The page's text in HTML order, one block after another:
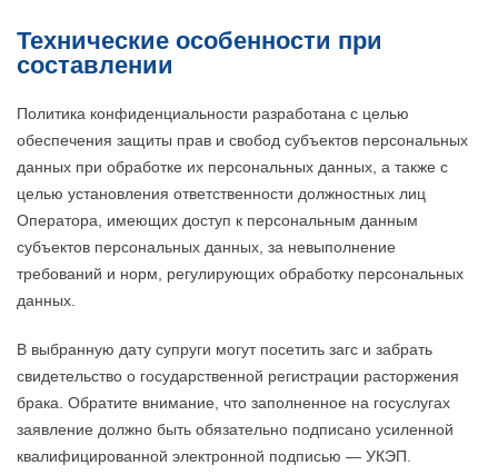
Технические особенности при
составлении
Политика конфиденциальности разработана с целью
обеспечения защиты прав и свобод субъектов персональных
данных при обработке их персональных данных, а также с
целью установления ответственности должностных лиц
Оператора, имеющих доступ к персональным данным
субъектов персональных данных, за невыполнение
требований и норм, регулирующих обработку персональных
данных.
В выбранную дату супруги могут посетить загс и забрать
свидетельство о государственной регистрации расторжения
брака. Обратите внимание, что заполненное на госуслугах
заявление должно быть обязательно подписано усиленной
квалифицированной электронной подписью — УКЭП.